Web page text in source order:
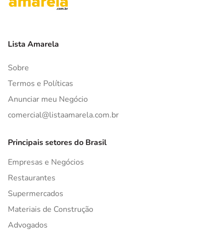
Lista Amarela
Sobre
Termos e Políticas
Anunciar meu Negócio
comercial@listaamarela.com.br
Principais setores do Brasil
Empresas e Negócios
Restaurantes
Supermercados
Materiais de Construção
Advogados